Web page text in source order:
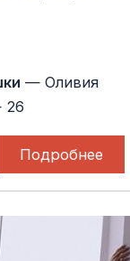
— Оливия
Подробнее